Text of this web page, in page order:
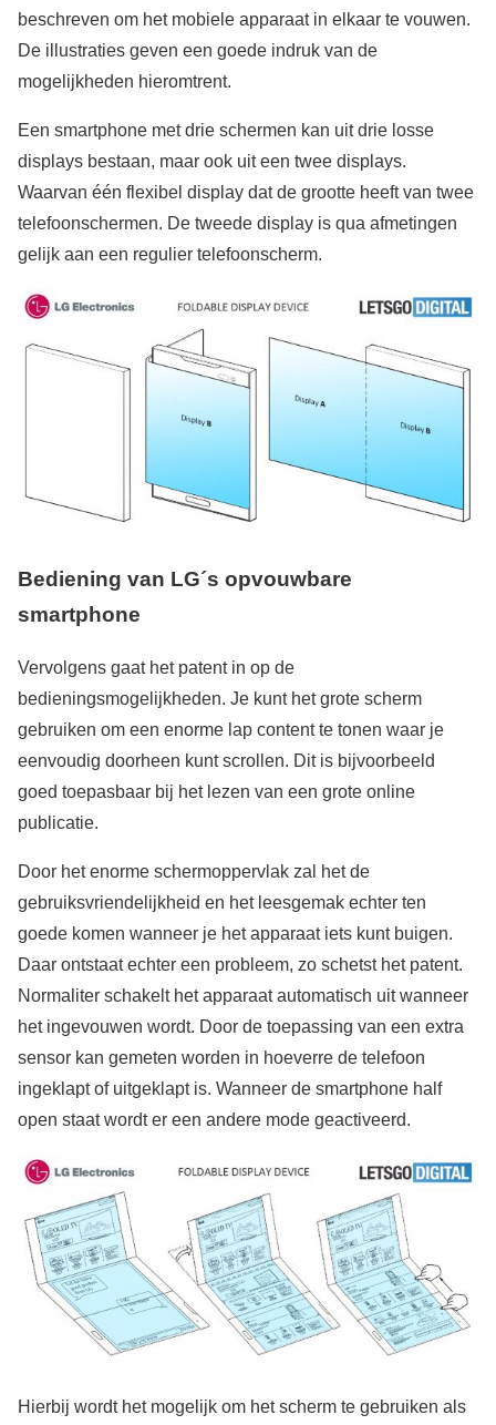
beschreven om het mobiele apparaat in elkaar te vouwen.
De illustraties geven een goede indruk van de
mogelijkheden hieromtrent.
Een smartphone met drie schermen kan uit drie losse
displays bestaan, maar ook uit een twee displays.
Waarvan één flexibel display dat de grootte heeft van twee
telefoonschermen. De tweede display is qua afmetingen
gelijk aan een regulier telefoonscherm.
Bediening van LG´s opvouwbare
smartphone
Vervolgens gaat het patent in op de
bedieningsmogelijkheden. Je kunt het grote scherm
gebruiken om een enorme lap content te tonen waar je
eenvoudig doorheen kunt scrollen. Dit is bijvoorbeeld
goed toepasbaar bij het lezen van een grote online
publicatie.
Door het enorme schermoppervlak zal het de
gebruiksvriendelijkheid en het leesgemak echter ten
goede komen wanneer je het apparaat iets kunt buigen.
Daar ontstaat echter een probleem, zo schetst het patent.
Normaliter schakelt het apparaat automatisch uit wanneer
het ingevouwen wordt. Door de toepassing van een extra
sensor kan gemeten worden in hoeverre de telefoon
ingeklapt of uitgeklapt is. Wanneer de smartphone half
open staat wordt er een andere mode geactiveerd.
Hierbij wordt het mogelijk om het scherm te gebruiken als